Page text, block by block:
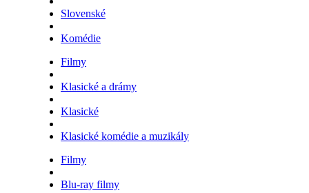
Slovenské
Komédie
Filmy
Klasické a drámy
Klasické
Klasické komédie a muzikály
Filmy
Blu-ray filmy